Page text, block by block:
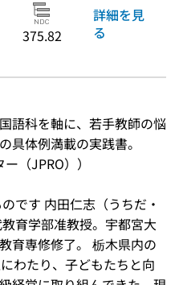
375.82
詳細を見
る
語科を軸に、若手教師の悩
具体例満載の実践書。
（JPRO））
です 内田仁志（うちだ・
育学部准教授。宇都宮大
育専修修了。 栃木県内の
わたり、子どもたちと向